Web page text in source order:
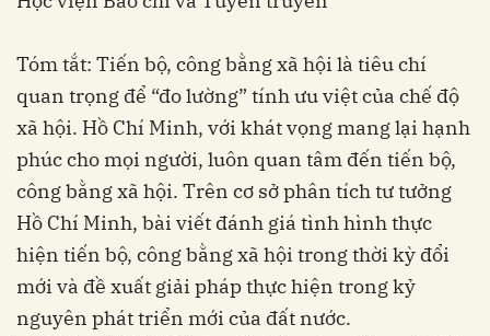
Tóm tắt: Tiến bộ, công bằng xã hội là tiêu chí
quan trọng để “đo lường” tính ưu việt của chế độ
xã hội. Hồ Chí Minh, với khát vọng mang lại hạnh
phúc cho mọi người, luôn quan tâm đến tiến bộ,
công bằng xã hội. Trên cơ sở phân tích tư tưởng
Hồ Chí Minh, bài viết đánh giá tình hình thực
hiện tiến bộ, công bằng xã hội trong thời kỳ đổi
mới và đề xuất giải pháp thực hiện trong kỷ
nguyên phát triển mới của đất nước.